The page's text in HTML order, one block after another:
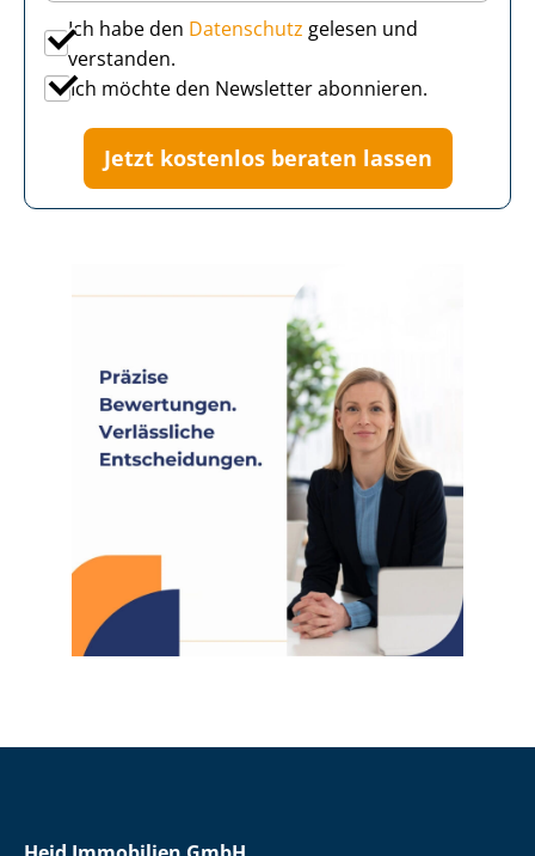
Ich habe den Datenschutz gelesen und
verstanden.
Ich möchte den Newsletter abonnieren.
Jetzt kostenlos beraten lassen